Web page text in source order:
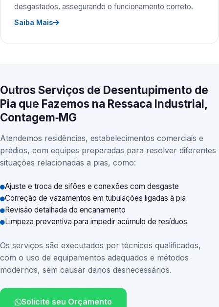
desgastados, assegurando o funcionamento correto.
Saiba Mais
Outros Serviços de Desentupimento de
Pia que Fazemos na Ressaca Industrial,
Contagem‑MG
Atendemos residências, estabelecimentos comerciais e
prédios, com equipes preparadas para resolver diferentes
situações relacionadas a pias, como:
Ajuste e troca de sifões e conexões com desgaste
Correção de vazamentos em tubulações ligadas à pia
Revisão detalhada do encanamento
Limpeza preventiva para impedir acúmulo de resíduos
Os serviços são executados por técnicos qualificados,
com o uso de equipamentos adequados e métodos
modernos, sem causar danos desnecessários.
Solicite seu Orçamento